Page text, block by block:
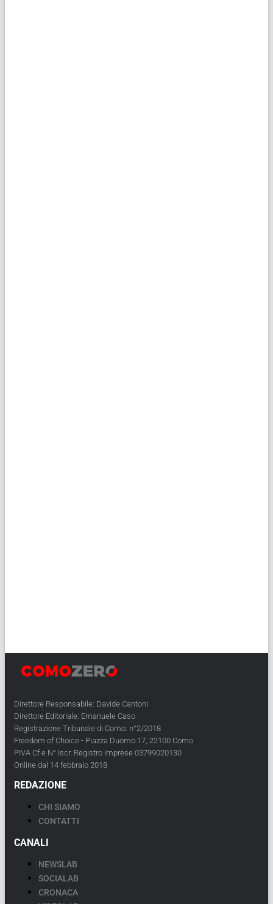
Direttore Responsabile: Davide Cantoni
Direttore Editoriale: Emanuele Caso
Registrazione Tribunale di Como: n°2/2018
Freedom of Choice - Piazza Duomo 17, 22100 Como
PIVA Cf e N° Iscr. Registro Imprese 03799020130
Online dal 14 febbraio 2018
REDAZIONE
CHI SIAMO
CONTATTI
CANALI
NEWSLAB
SOCIALAB
CRONACA